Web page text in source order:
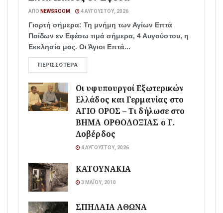
ΑΠΌ NEWSROOM 4 ΑΥΓΟΎΣΤΟΥ, 2026
Γιορτή σήμερα: Τη μνήμη των Αγίων Επτά
Παίδων εν Εφέσω τιμά σήμερα, 4 Αυγούστου, η
Εκκλησία μας. Οι Άγιοι Επτά...
ΠΕΡΙΣΣΌΤΕΡΑ
Οι υφυπουργοί Εξωτερικών
Ελλάδος και Γερμανίας στο
ΑΓΙΟ ΟΡΟΣ – Τι δήλωσε στο
ΒΗΜΑ ΟΡΘΟΔΟΞΙΑΣ ο Γ.
Λοβέρδος
4 ΑΥΓΟΎΣΤΟΥ, 2026
ΚΑΤΟΥΝΑΚΙΑ
3 ΜΑΪ́ΟΥ, 2010
ΣΠΗΛΑΙΑ ΑΘΩΝΑ